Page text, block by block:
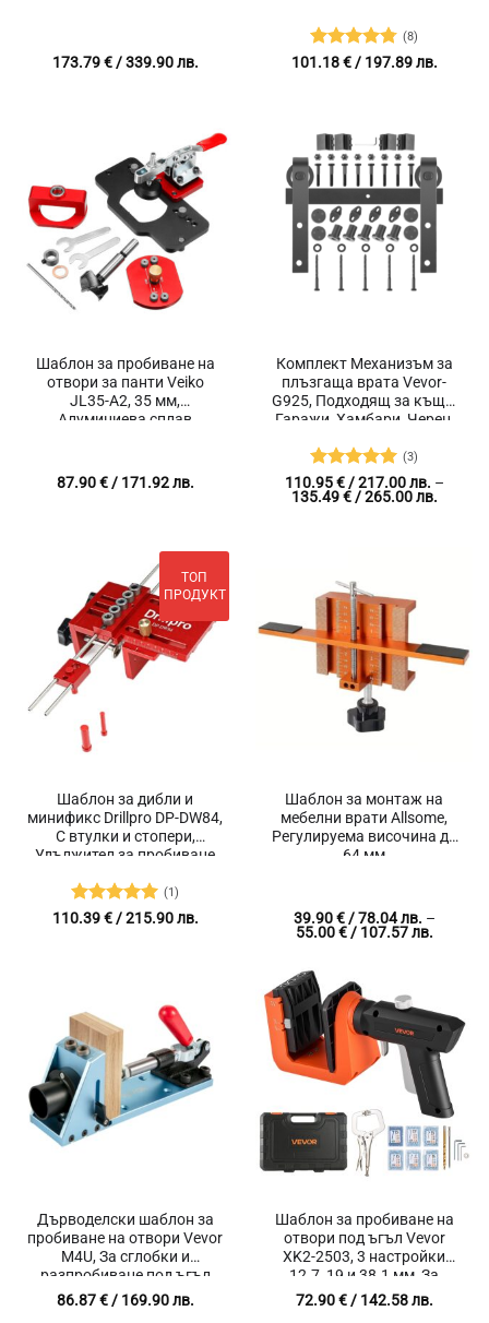
стомана
173.79€/ 339.90 лв.
алуминий
Оценено с
(8)
101.18€/ 197.89 лв.
Шаблон за пробиване на
отвори за панти Veiko
JL35-A2, 35 мм,
Алуминиева сплав
87.90€/ 171.92 лв.
Комплект Механизъм за
плъзгаща врата Vevor-
G925, Подходящ за къщи,
Гаражи, Хамбари, Черен,
Оценено с
5от 5
(3)
110.95€/ 217.00 лв. –
135.49€/ 265.00 лв.
Шаблон за дибли и
минификс Drillpro DP-DW84,
С втулки и стопери,
Удължител за пробиване
Оценено с
(1)
110.39€/ 215.90 лв.
ТОП
ПРОДУКТ
Шаблон за монтаж на
мебелни врати Allsome,
Регулируема височина до
64 мм
39.90€/ 78.04 лв. –
55.00€/ 107.57 лв.
55.00 €
/
107.57
Дърводелски шаблон за
пробиване на отвори Vevor
M4U, За сглобки и
разпробиване под ъгъл
15°, Здраво задържане,
Отвор за прахосмукачка,
86.87€/ 169.90 лв.
Шаблон за пробиване на
отвори под ъгъл Vevor
XK2-2503, 3 настройки
12.7, 19 и 38.1 мм, За
мебели, Шкафове и
дървообработване
72.90€/ 142.58 лв.